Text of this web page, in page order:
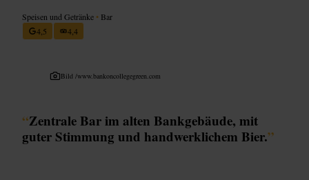
Speisen und Getränke • Bar
4,5
4,4
Bild /www.bankoncollegegreen.com
“Zentrale Bar im alten Bankgebäude, mit
guter Stimmung und handwerklichem Bier.”